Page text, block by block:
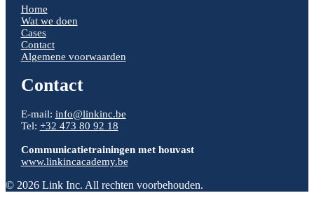
Home
Wat we doen
Cases
Contact
Algemene voorwaarden
Contact
E-mail: info@linkinc.be
Tel: +32 473 80 92 18
Communicatietrainingen met houvast
www.linkincacademy.be
© 2026 Link Inc. All rechten voorbehouden.